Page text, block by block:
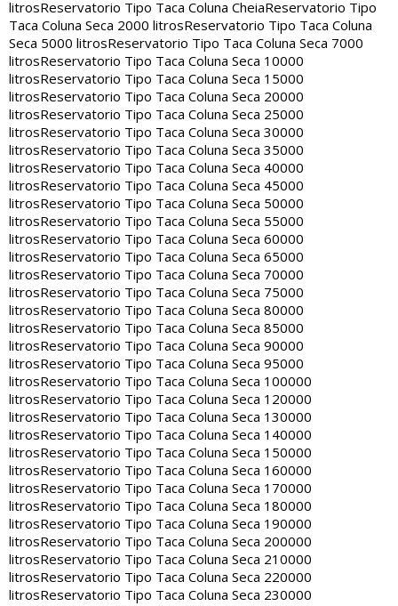
litrosReservatorio Tipo Taca Coluna CheiaReservatorio Tipo
Taca Coluna Seca 2000 litrosReservatorio Tipo Taca Coluna
Seca 5000 litrosReservatorio Tipo Taca Coluna Seca 7000
litrosReservatorio Tipo Taca Coluna Seca 10000
litrosReservatorio Tipo Taca Coluna Seca 15000
litrosReservatorio Tipo Taca Coluna Seca 20000
litrosReservatorio Tipo Taca Coluna Seca 25000
litrosReservatorio Tipo Taca Coluna Seca 30000
litrosReservatorio Tipo Taca Coluna Seca 35000
litrosReservatorio Tipo Taca Coluna Seca 40000
litrosReservatorio Tipo Taca Coluna Seca 45000
litrosReservatorio Tipo Taca Coluna Seca 50000
litrosReservatorio Tipo Taca Coluna Seca 55000
litrosReservatorio Tipo Taca Coluna Seca 60000
litrosReservatorio Tipo Taca Coluna Seca 65000
litrosReservatorio Tipo Taca Coluna Seca 70000
litrosReservatorio Tipo Taca Coluna Seca 75000
litrosReservatorio Tipo Taca Coluna Seca 80000
litrosReservatorio Tipo Taca Coluna Seca 85000
litrosReservatorio Tipo Taca Coluna Seca 90000
litrosReservatorio Tipo Taca Coluna Seca 95000
litrosReservatorio Tipo Taca Coluna Seca 100000
litrosReservatorio Tipo Taca Coluna Seca 120000
litrosReservatorio Tipo Taca Coluna Seca 130000
litrosReservatorio Tipo Taca Coluna Seca 140000
litrosReservatorio Tipo Taca Coluna Seca 150000
litrosReservatorio Tipo Taca Coluna Seca 160000
litrosReservatorio Tipo Taca Coluna Seca 170000
litrosReservatorio Tipo Taca Coluna Seca 180000
litrosReservatorio Tipo Taca Coluna Seca 190000
litrosReservatorio Tipo Taca Coluna Seca 200000
litrosReservatorio Tipo Taca Coluna Seca 210000
litrosReservatorio Tipo Taca Coluna Seca 220000
litrosReservatorio Tipo Taca Coluna Seca 230000